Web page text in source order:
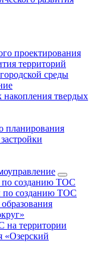
проектирования
территорий
среды
твердых
планирования
по созданию ТОС
по созданию ТОС
на территории
«Озерский